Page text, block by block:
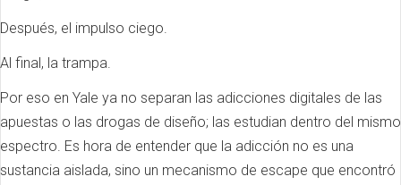
Después, el impulso ciego.
Al final, la trampa.
Por eso en Yale ya no separan las adicciones digitales de las
apuestas o las drogas de diseño; las estudian dentro del mismo
espectro. Es hora de entender que la adicción no es una
sustancia aislada, sino un mecanismo de escape que encontró